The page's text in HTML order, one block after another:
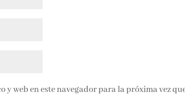
web en este navegador para la próxima vez